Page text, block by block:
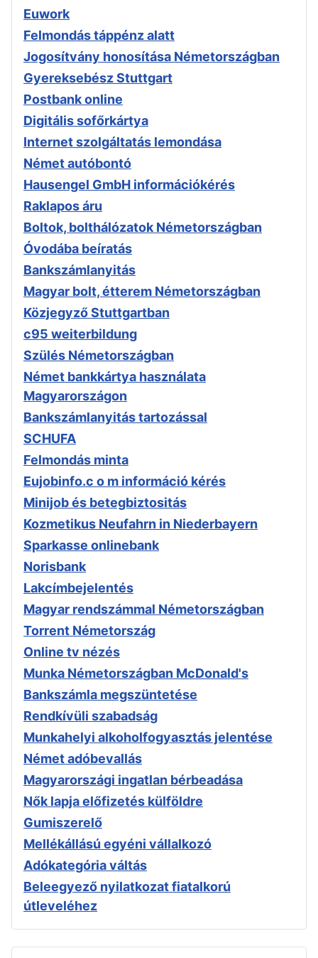
Euwork
Felmondás táppénz alatt
Jogosítvány honosítása Németországban
Gyereksebész Stuttgart
Postbank online
Digitális sofőrkártya
Internet szolgáltatás lemondása
Német autóbontó
Hausengel GmbH információkérés
Raklapos áru
Boltok, bolthálózatok Németországban
Óvodába beíratás
Bankszámlanyitás
Magyar bolt, étterem Németországban
Közjegyző Stuttgartban
c95 weiterbildung
Szülés Németországban
Német bankkártya használata
Magyarországon
Bankszámlanyitás tartozással
SCHUFA
Felmondás minta
Eujobinfo.c o m információ kérés
Minijob és betegbiztositás
Kozmetikus Neufahrn in Niederbayern
Sparkasse onlinebank
Norisbank
Lakcímbejelentés
Magyar rendszámmal Németországban
Torrent Németország
Online tv nézés
Munka Németországban McDonald's
Bankszámla megszüntetése
Rendkívüli szabadság
Munkahelyi alkoholfogyasztás jelentése
Német adóbevallás
Magyarországi ingatlan bérbeadása
Nők lapja előfizetés külföldre
Gumiszerelő
Mellékállású egyéni vállalkozó
Adókategória váltás
Beleegyező nyilatkozat fiatalkorú
útleveléhez